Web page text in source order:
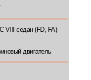
VIII седан (FD, FA)
двигатель